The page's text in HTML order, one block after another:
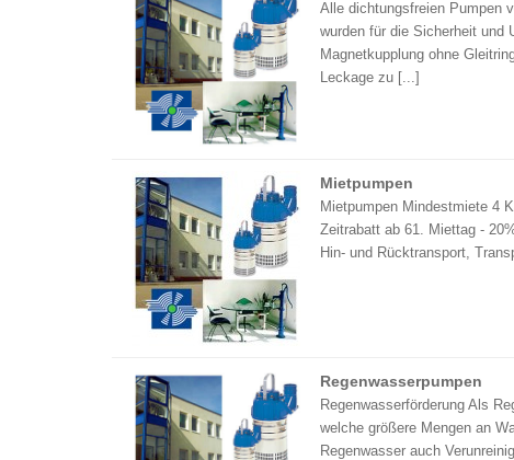
Alle dichtungsfreien Pumpen
wurden für die Sicherheit und
Magnetkupplung ohne
Leckage zu [...]
Mietpumpen
Mietpumpen Mindestmiete 4
Zeitrabatt ab 61. Miettag -
Hin- und Rücktransport,
Regenwasserpumpen
Regenwasserförderung Als
welche größere Mengen an
Regenwasser auch